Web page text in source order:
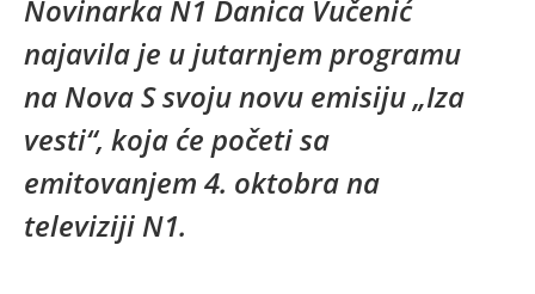
Novinarka N1 Danica Vučenić
najavila je u jutarnjem programu
na Nova S svoju novu emisiju „Iza
vesti“, koja će početi sa
emitovanjem 4. oktobra na
televiziji N1.